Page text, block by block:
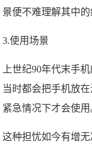
景便不难理解其中的
3.使用场景
上世纪90年代末手
当时都会把手机放
紧急情况下才会使用
这种担忧如今有增